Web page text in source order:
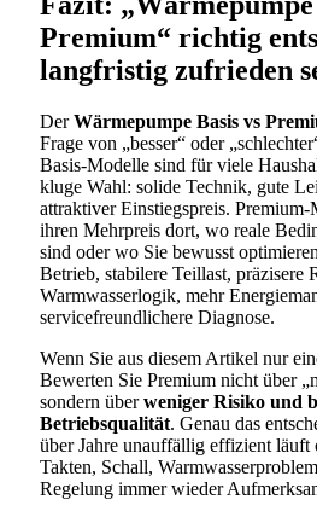
Premium“ richtig
langfristig zufrieden
DerWärmepumpe Basis vs
Frage von „besser“ oder
Basis-Modelle sind für viele
kluge Wahl: solide Technik, gute
attraktiver Einstiegspreis.
ihren Mehrpreis dort, wo reale
sind oder wo Sie bewusst
Betrieb, stabilere Teillast, präzisere
Warmwasserlogik, mehr
servicefreundlichere Diagnose.
Wenn Sie aus diesem Artikel nur
Bewerten Sie Premium nicht über
sondern überweniger Risiko und
Betriebsqualität. Genau das
über Jahre unauffällig effizient läuft
Takten, Schall,
Regelung immer wieder